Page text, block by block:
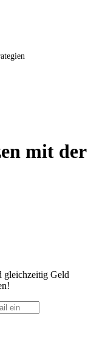
mit der
gleichzeitig Geld